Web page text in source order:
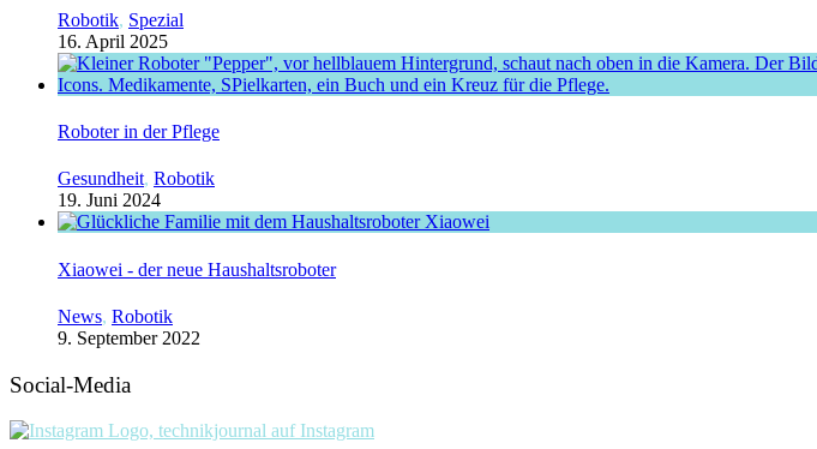
Robotik, Spezial
16. April 2025
Roboter in der Pflege
Gesundheit, Robotik
19. Juni 2024
Xiaowei - der neue Haushaltsroboter
News, Robotik
9. September 2022
Social-Media